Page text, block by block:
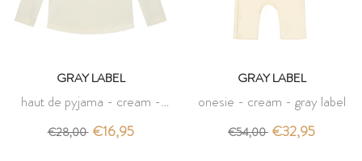
GRAY LABEL
haut de pyjama - cream -
gray label
€28,00 €16,95
GRAY LABEL
onesie - cream - gray label
€54,00 €32,95